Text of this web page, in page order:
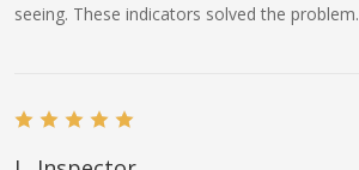
seeing. These indicators solved the problem.